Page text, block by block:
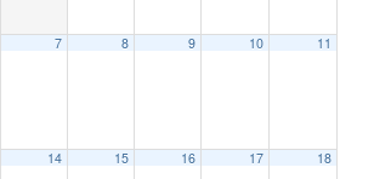
7 8 9 10 11
14 15 16 17 18